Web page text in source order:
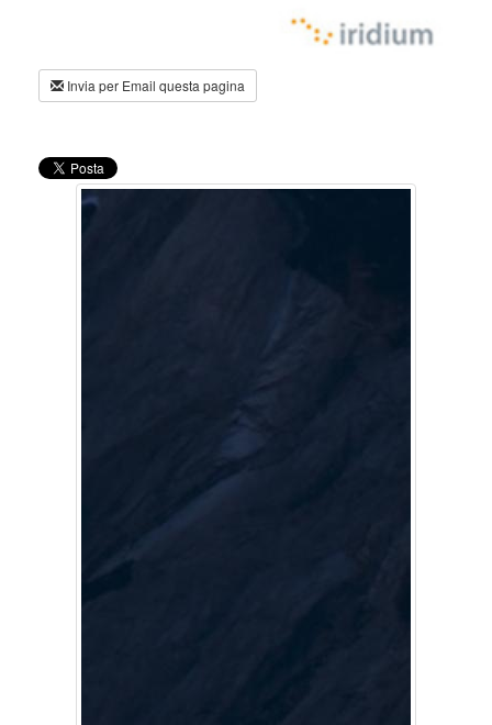
Invia per Email questa pagina